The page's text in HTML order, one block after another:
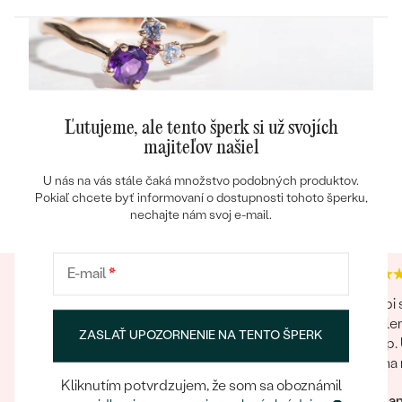
KARÁTOVÁ VÁHA:
0.05 ct
Round
ČISTOTA:
Heuréka recenzieGoogle recenzie
4.9
manzelku a musim povedat ze som viac ako
spokojny. Sperk bol presne taky ako na fotkach
co je super, nakolko mam skusenost s inym
obchodom kde na fotke vyzeral sperk
S
Čo
Ľutujeme, ale tento šperk si už svojích
majiteľov našiel
U nás na vás stále čaká množstvo podobných produktov.
Pokiaľ chcete byť informovaní o dostupnosti tohoto šperku,
nechajte nám svoj e-mail.
E-mail*
ZASLAŤ UPOZORNENIE NA TENTO ŠPERK
Kliknutím potvrdzujem, že som sa oboznámil